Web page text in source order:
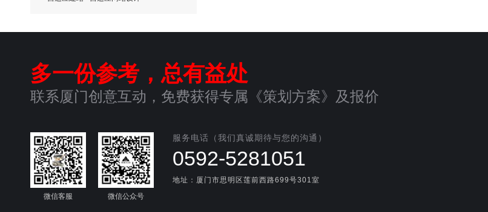
多一份参考，总有益处
联系厦门创意互动，免费获得专属《策划方案》及报价
微信客服 微信公众号
服务电话（我们真诚期待与您的沟通）
0592-5281051
地址：厦门市思明区莲前西路699号301室